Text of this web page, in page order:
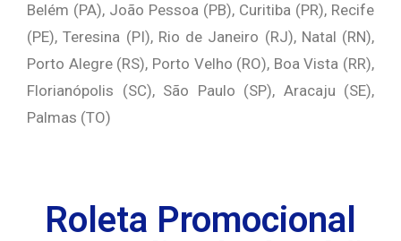
Belém (PA), João Pessoa (PB), Curitiba (PR), Recife
(PE), Teresina (PI), Rio de Janeiro (RJ), Natal (RN),
Porto Alegre (RS), Porto Velho (RO), Boa Vista (RR),
Florianópolis (SC), São Paulo (SP), Aracaju (SE),
Palmas (TO)
Roleta Promocional